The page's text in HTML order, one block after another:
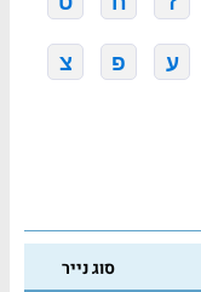
ע פ צ
סוג נייר